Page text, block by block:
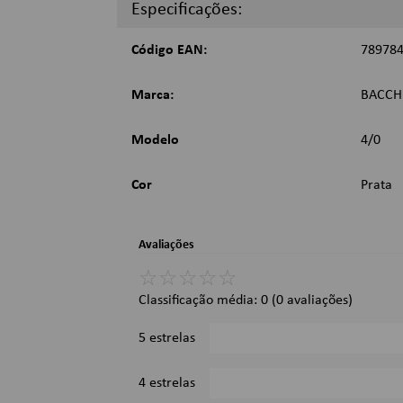
Especificações:
Código EAN:
Marca: BACCHI
Modelo 4/0
Cor Prata
Avaliações
☆ ☆ ☆ ☆ ☆
Classificação média: 0 (0 avaliações)
5 estrelas
4 estrelas